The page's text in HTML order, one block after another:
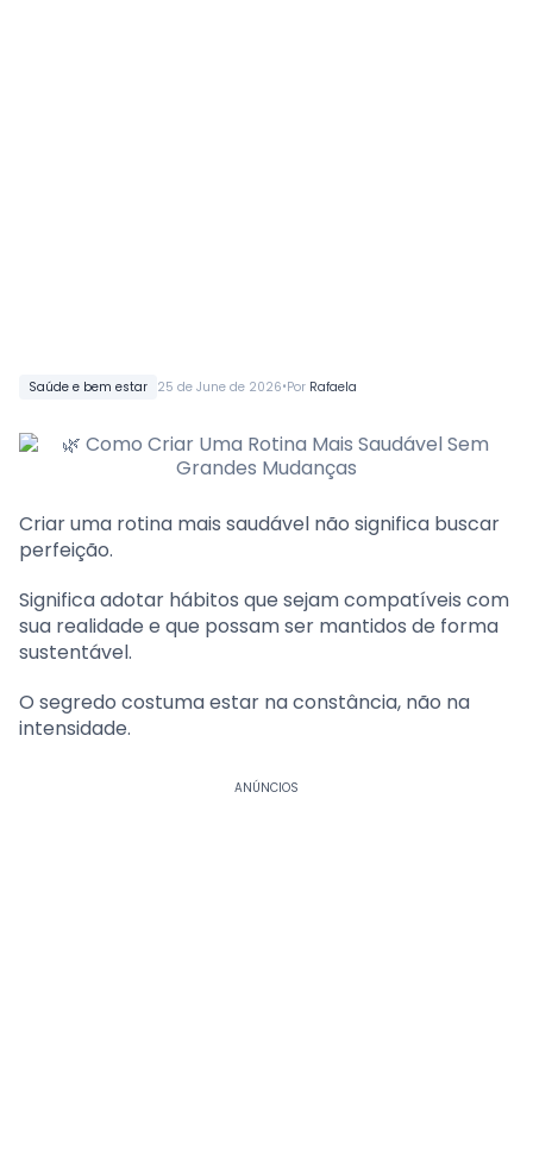
Saúde e bem estar 25 de June de 2026•Por Rafaela
Criar uma rotina mais saudável não significa buscar
perfeição.
Significa adotar hábitos que sejam compatíveis com
sua realidade e que possam ser mantidos de forma
sustentável.
O segredo costuma estar na constância, não na
intensidade.
ANÚNCIOS